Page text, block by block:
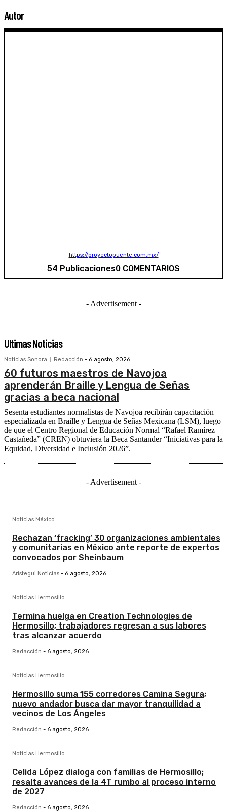
Autor
https://proyectopuente.com.mx/
54 Publicaciones0 COMENTARIOS
- Advertisement -
Ultimas Noticias
Noticias Sonora Redacción - 6 agosto, 2026
60 futuros maestros de Navojoa
aprenderán Braille y Lengua de Señas
gracias a beca nacional
Sesenta estudiantes normalistas de Navojoa recibirán capacitación
especializada en Braille y Lengua de Señas Mexicana (LSM), luego
de que el Centro Regional de Educación Normal “Rafael Ramírez
Castañeda” (CREN) obtuviera la Beca Santander “Iniciativas para la
Equidad, Diversidad e Inclusión 2026”.
- Advertisement -
Noticias México
Rechazan ‘fracking’ 30 organizaciones ambientales
y comunitarias en México ante reporte de expertos
convocados por Sheinbaum
Aristegui Noticias - 6 agosto, 2026
Noticias Hermosillo
Termina huelga en Creation Technologies de
Hermosillo; trabajadores regresan a sus labores
tras alcanzar acuerdo
Redacción - 6 agosto, 2026
Noticias Hermosillo
Hermosillo suma 155 corredores Camina Segura;
nuevo andador busca dar mayor tranquilidad a
vecinos de Los Ángeles
Redacción - 6 agosto, 2026
Noticias Hermosillo
Celida López dialoga con familias de Hermosillo;
resalta avances de la 4T rumbo al proceso interno
de 2027
Redacción - 6 agosto, 2026